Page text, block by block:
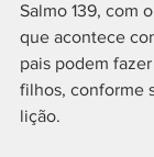
Salmo 139, com
que acontece
pais podem
filhos, conforme
lição.